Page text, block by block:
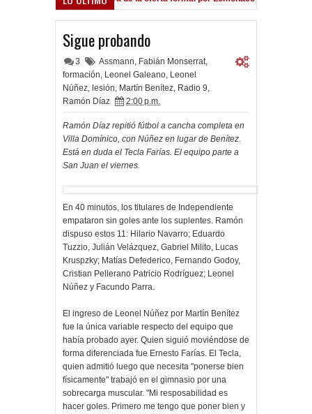
Sigue probando
3 Assmann, Fabián Monserrat,
formación, Leonel Galeano, Leonel
Núñez, lesión, Martín Benítez, Radio 9,
Ramón Díaz
2:00 p.m.
Ramón Díaz repitió fútbol a cancha completa en
Villa Domínico, con Núñez en lugar de Benítez.
Está en duda el Tecla Farías. El equipo parte a
San Juan el viernes.
En 40 minutos, los titulares de Independiente
empataron sin goles ante los suplentes. Ramón
dispuso estos 11: Hilario Navarro; Eduardo
Tuzzio, Julián Velázquez, Gabriel Milito, Lucas
Kruspzky; Matías Defederico, Fernando Godoy,
Cristian Pellerano Patricio Rodríguez; Leonel
Núñez y Facundo Parra.
El ingreso de Leonel Núñez por Martín Benítez
fue la única variable respecto del equipo que
había probado ayer. Quien siguió moviéndose de
forma diferenciada fue Ernesto Farías. El Tecla,
quien admitió luego que necesita "ponerse bien
físicamente" trabajó en el gimnasio por una
sobrecarga muscular. "Mi resposabilidad es
hacer goles. Primero me tengo que poner bien y